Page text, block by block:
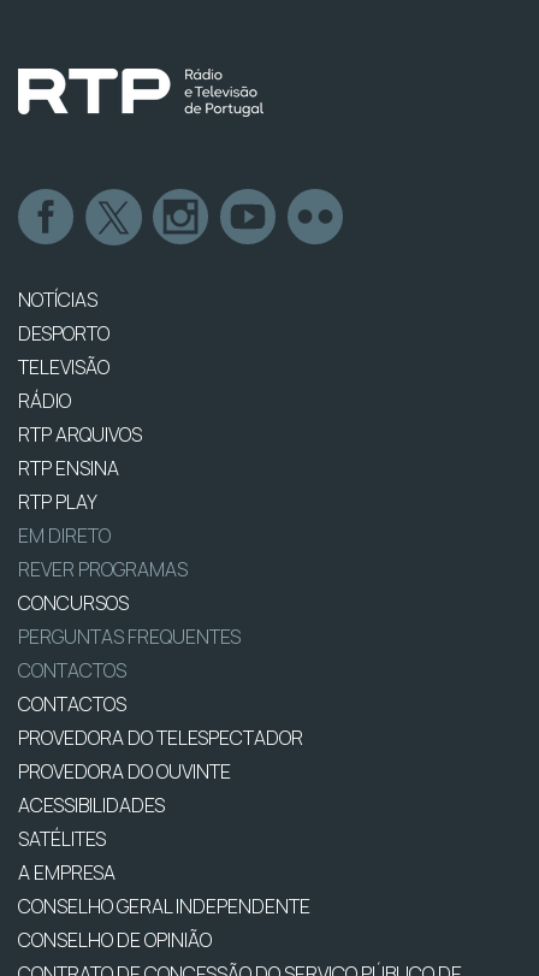
NOTÍCIAS
DESPORTO
TELEVISÃO
RÁDIO
RTP ARQUIVOS
RTP ENSINA
RTP PLAY
EM DIRETO
REVER PROGRAMAS
CONCURSOS
PERGUNTAS FREQUENTES
CONTACTOS
CONTACTOS
PROVEDORA DO TELESPECTADOR
PROVEDORA DO OUVINTE
ACESSIBILIDADES
SATÉLITES
A EMPRESA
CONSELHO GERAL INDEPENDENTE
CONSELHO DE OPINIÃO